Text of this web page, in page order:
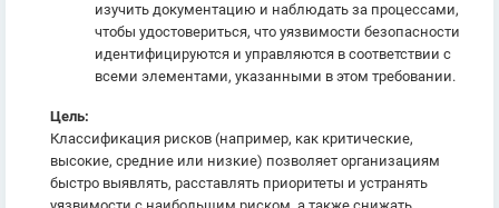
изучить документацию и наблюдать за процессами,
чтобы удостовериться, что уязвимости безопасности
идентифицируются и управляются в соответствии с
всеми элементами, указанными в этом требовании.
Цель:
Классификация рисков (например, как критические,
высокие, средние или низкие) позволяет организациям
быстро выявлять, расставлять приоритеты и устранять